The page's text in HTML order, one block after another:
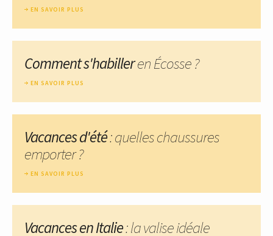
EN SAVOIR PLUS
Comment s'habilleren Écosse ?
EN SAVOIR PLUS
Vacances d'été: quelles chaussures
emporter ?
EN SAVOIR PLUS
Vacances en Italie: la valise idéale